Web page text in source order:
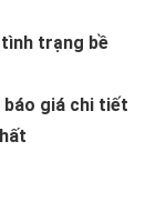
trạng bề
báo giá chi tiết